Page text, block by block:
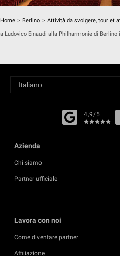
Home > Berlino > Attività da svolgere, tour et
a Ludovico Einaudi alla Philharmonie di
4,9/5
Azienda
Chi siamo
Partner ufficiale
Lavora con noi
Come diventare partner
Affiliazione